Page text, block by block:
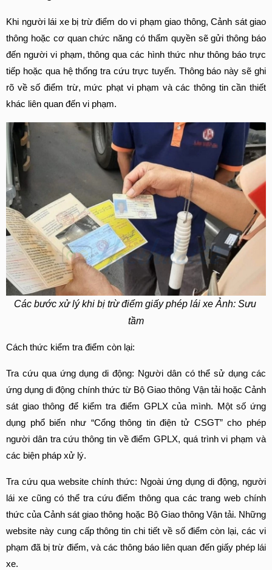
Khi người lái xe bị trừ điểm do vi phạm giao thông, Cảnh sát giao
thông hoặc cơ quan chức năng có thẩm quyền sẽ gửi thông báo
đến người vi phạm, thông qua các hình thức như thông báo trực
tiếp hoặc qua hệ thống tra cứu trực tuyến. Thông báo này sẽ ghi
rõ về số điểm trừ, mức phạt vi phạm và các thông tin cần thiết
khác liên quan đến vi phạm.
Các bước xử lý khi bị trừ điểm giấy phép lái xe Ảnh: Sưu
tầm
Cách thức kiểm tra điểm còn lại:
Tra cứu qua ứng dụng di động: Người dân có thể sử dụng các
ứng dụng di động chính thức từ Bộ Giao thông Vận tải hoặc Cảnh
sát giao thông để kiểm tra điểm GPLX của mình. Một số ứng
dụng phổ biến như “Cổng thông tin điện tử CSGT” cho phép
người dân tra cứu thông tin về điểm GPLX, quá trình vi phạm và
các biện pháp xử lý.
Tra cứu qua website chính thức: Ngoài ứng dụng di động, người
lái xe cũng có thể tra cứu điểm thông qua các trang web chính
thức của Cảnh sát giao thông hoặc Bộ Giao thông Vận tải. Những
website này cung cấp thông tin chi tiết về số điểm còn lại, các vi
phạm đã bị trừ điểm, và các thông báo liên quan đến giấy phép lái
xe.